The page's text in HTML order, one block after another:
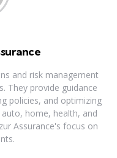
and risk management
They provide guidance
policies, and optimizing
home, health, and
Assurance's focus on